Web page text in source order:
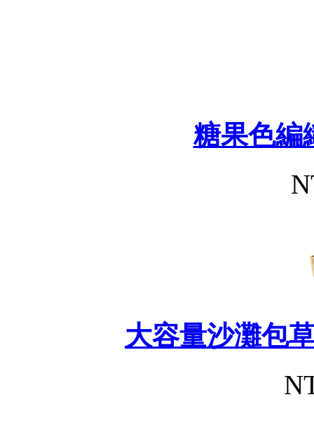
糖果色編
大容量沙灘包